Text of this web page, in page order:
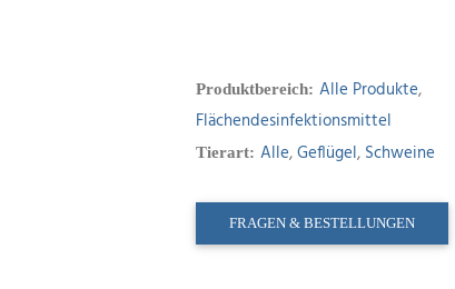
Produktbereich: Alle Produkte,
Flächendesinfektionsmittel
Tierart: Alle,Geflügel, Schweine
FRAGEN & BESTELLUNGEN